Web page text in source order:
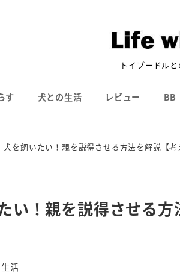
トイプードル
す 犬との生活 レビュー BB
犬を飼いたい！親を説得させる方法を解説【考
い！親を説得させる
活